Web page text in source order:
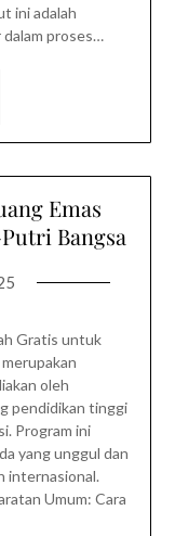
ini adalah
dalam proses…
Emas
Bangsa
Gratis untuk
oleh
pendidikan tinggi
Program ini
yang unggul dan
internasional.
Umum: Cara